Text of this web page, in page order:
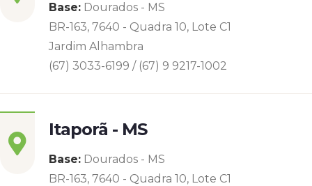
Base: Dourados - MS
BR-163, 7640 - Quadra 10, Lote C1
Jardim Alhambra
(67) 3033-6199 / (67) 9 9217-1002
Itaporã - MS
Base: Dourados - MS
BR-163, 7640 - Quadra 10, Lote C1